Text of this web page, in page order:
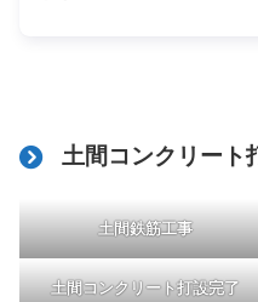
土間コンクリート
土間鉄筋工事
土間コンクリート打設完了